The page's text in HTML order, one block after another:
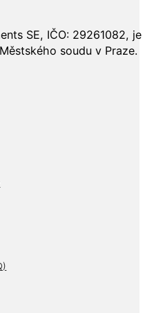
SE, IČO: 29261082,
soudu v Praze.